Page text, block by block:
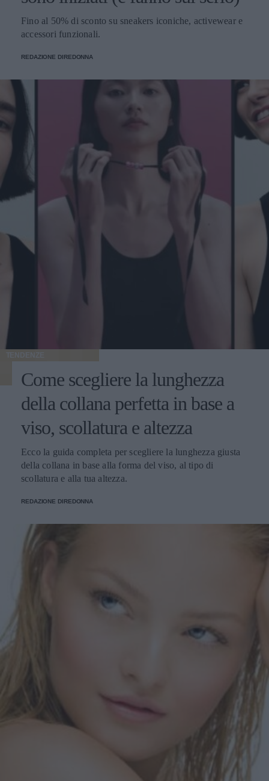
Fino al 50% di sconto su sneakers iconiche, activewear e
accessori funzionali.
REDAZIONE DIREDONNA
TENDENZE
Come scegliere la lunghezza
della collana perfetta in base a
viso, scollatura e altezza
Ecco la guida completa per scegliere la lunghezza giusta
della collana in base alla forma del viso, al tipo di
scollatura e alla tua altezza.
REDAZIONE DIREDONNA